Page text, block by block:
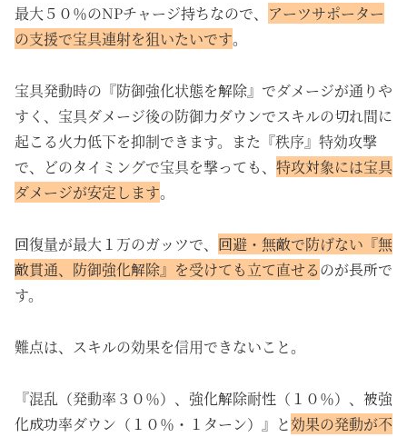
最大５０％のNPチャージ持ちなので、 アーツサポーター
の支援で宝具連射を狙いたいです。
宝具発動時の『防御強化状態を解除』でダメージが通りや
すく、宝具ダメージ後の防御力ダウンでスキルの切れ間に
起こる火力低下を抑制できます。また『秩序』特効攻撃
で、どのタイミングで宝具を撃っても、 特攻対象には宝具
ダメージが安定します。
回復量が最大１万のガッツで、 回避・無敵で防げない『無
敵貫通、防御強化解除』を受けても立て直せるのが長所で
す。
難点は、スキルの効果を信用できないこと。
『混乱（発動率３０％）、強化解除耐性（１０％）、被強
化成功率ダウン（１０％・１ターン）』と効果の発動が不